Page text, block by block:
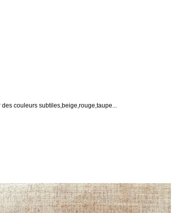
des couleurs subtiles,beige,rouge,taupe...